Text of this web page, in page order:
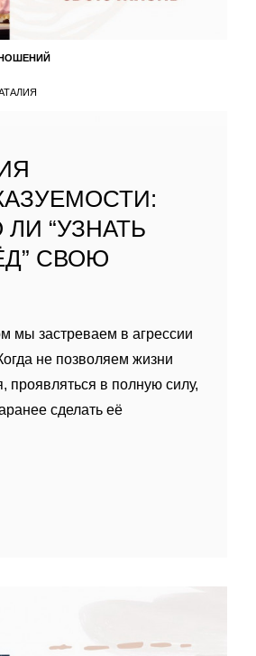
“УЗНАТЬ
СВОЮ
мы застреваем в агрессии
не позволяем жизни
проявляться в полную силу,
сделать её